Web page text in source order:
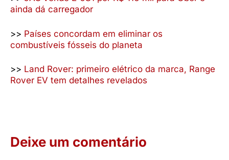
ainda dá carregador
>> Países concordam em eliminar os
combustíveis fósseis do planeta
>> Land Rover: primeiro elétrico da marca, Range
Rover EV tem detalhes revelados
Deixe um comentário